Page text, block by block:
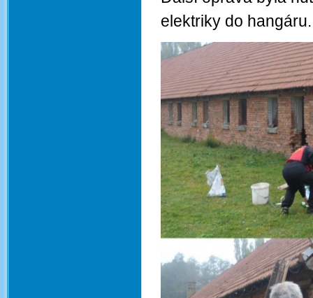
elektriky do hangáru.